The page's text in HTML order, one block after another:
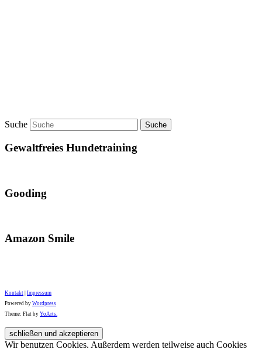
Suche
Gewaltfreies Hundetraining
Gooding
Amazon Smile
Kontakt Impressum
Powered by Wordpress
Theme: Flat by YoArts.
Wir benutzen Cookies. Außerdem werden teilweise auch Cookies